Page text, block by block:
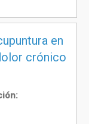
en
crónico